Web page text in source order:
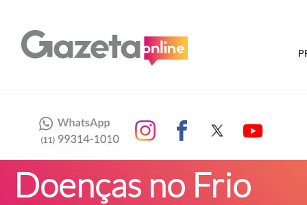
Doenças no Frio